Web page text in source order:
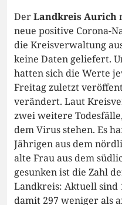
DerLandkreis Aurich
neue positive Corona-
die Kreisverwaltung
keine Daten geliefert.
hatten sich die Werte
Freitag zuletzt
verändert. Laut
zwei weitere
dem Virus stehen. Es
Jährigen aus dem
alte Frau aus dem
gesunken ist die Zahl
Landkreis: Aktuell sind
damit 297 weniger als